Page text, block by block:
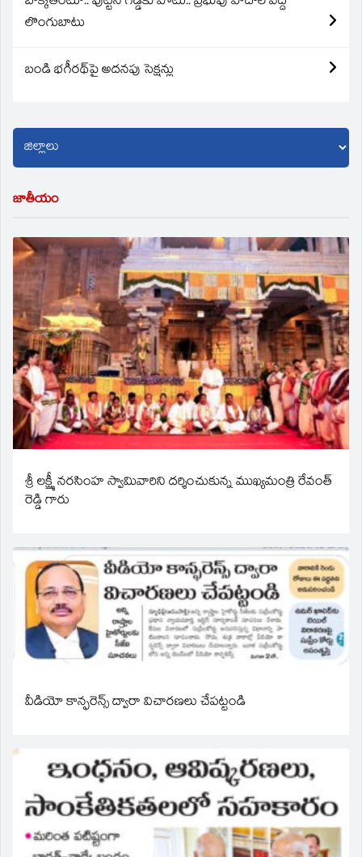
లొంగుబాటు
బండి భగీరథ్‌పై అదనపు సెక్షన్లు
జాతీయం
శ్రీ లక్ష్మీ నరసింహ స్వామివారిని దర్శించుకున్న ముఖ్యమంత్రి రేవంత్
రెడ్డి గారు
వీడియో కాన్ఫరెన్స్ ద్వారా విచారణలు చేపట్టండి